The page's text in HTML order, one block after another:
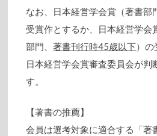
なお、日本経営学会賞（著書部
受賞作とするか、日本経営学会
部門、著書刊行時45歳以下）の
日本経営学会賞審査委員会が判
す。
【著書の推薦】
会員は選考対象に適合する「著